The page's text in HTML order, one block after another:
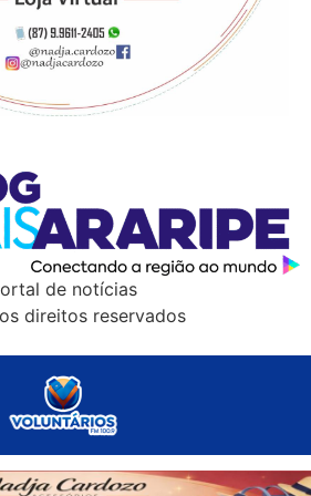
de notícias
direitos reservados